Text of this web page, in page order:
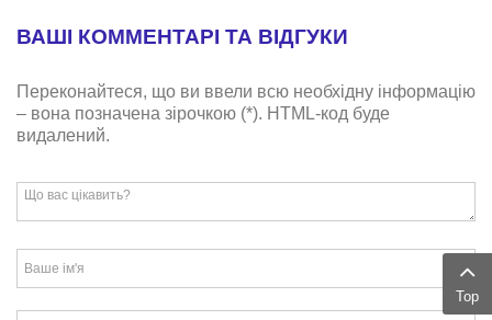
ВАШІ КОММЕНТАРІ ТА ВІДГУКИ
Переконайтеся, що ви ввели всю необхідну інформацію
– вона позначена зірочкою (*). HTML-код буде
видалений.
Top